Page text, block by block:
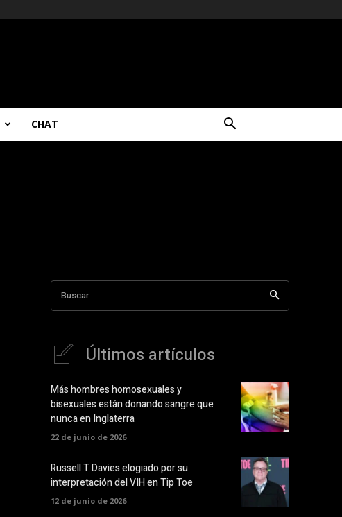
CHAT
Buscar
Últimos artículos
Más hombres homosexuales y
bisexuales están donando sangre que
nunca en Inglaterra
22 de junio de 2026
Russell T Davies elogiado por su
interpretación del VIH en Tip Toe
12 de junio de 2026